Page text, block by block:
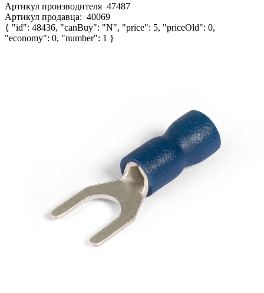
Артикул производителя 47487
Артикул продавца: 40069
{ "id": 48436, "canBuy": "N", "price": 5, "priceOld": 0,
"economy": 0, "number": 1 }